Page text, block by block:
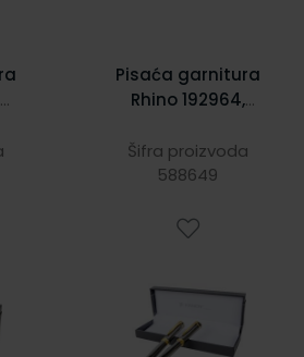
Pisaća garnitura
Rhino 192964,
olovka + tehnička
olovka
Šifra proizvoda
588649